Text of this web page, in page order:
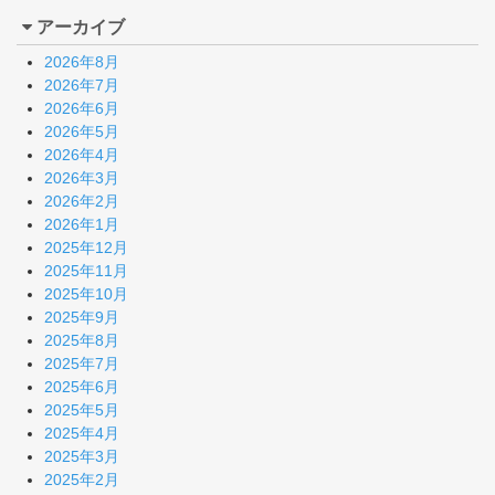
アーカイブ
2026年8月
2026年7月
2026年6月
2026年5月
2026年4月
2026年3月
2026年2月
2026年1月
2025年12月
2025年11月
2025年10月
2025年9月
2025年8月
2025年7月
2025年6月
2025年5月
2025年4月
2025年3月
2025年2月